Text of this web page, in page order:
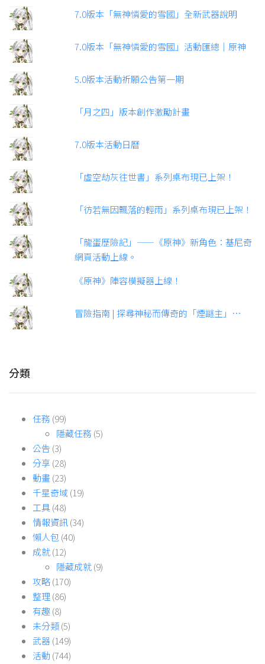
7.0版本「無神憐愛的雪國」全新武器說明
7.0版本「無神憐愛的雪國」活動匯總｜原神
5.0版本活動祈願公告第一期
「月之四」版本創作激勵計畫
7.0版本活動日曆
「虛空劫灰往世書」系列桌布現已上架！
「彷若無因飄落的輕雨」系列桌布現已上架！
「龍蛋歷險記」——《原神》新角色：基尼奇
網頁活動上線。
《原神》陣容模擬器上線！
冒險指南 | 探尋神秘而傳奇的「煙謎主」…
分類
任務 (99)
隱藏任務 (5)
公告 (3)
分享(28)
動畫(23)
千星奇域 (19)
工具(48)
情報資訊(34)
懶人包(40)
成就(12)
隱藏成就(9)
攻略(170)
整理(86)
有趣(8)
未分類(5)
武器(149)
活動 (744)